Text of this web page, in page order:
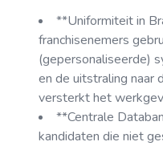
**Uniformiteit in
franchisenemers
(gepersonaliseerde)
en de uitstraling naar
versterkt het
**Centrale
kandidaten die niet